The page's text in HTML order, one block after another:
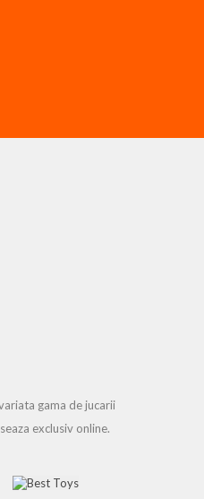
gama de jucarii
exclusiv online.